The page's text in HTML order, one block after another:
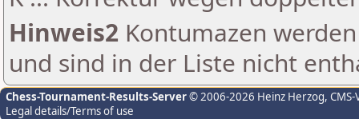
Hinweis2 Kontumazen
und sind in der Liste nicht
Chess-Tournament-Results-Server© 2006-2026 Heinz Herzog,
Legal details/Terms of use